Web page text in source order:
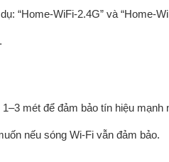
“Home-WiFi-2.4G” và “Home-
mét để đảm bảo tín hiệu mạnh
nếu sóng Wi-Fi vẫn đảm bảo.